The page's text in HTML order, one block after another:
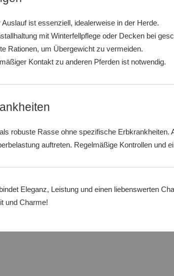
Auslauf ist essenziell, idealerweise in der Herde.
mit Winterfellpflege oder Decken bei
Rationen, um Übergewicht zu vermeiden.
Kontakt zu anderen Pferden ist notwendig.
robuste Rasse ohne spezifische
auftreten. Regelmäßige Kontrollen und
Eleganz, Leistung und einen liebenswerten
und Charme!